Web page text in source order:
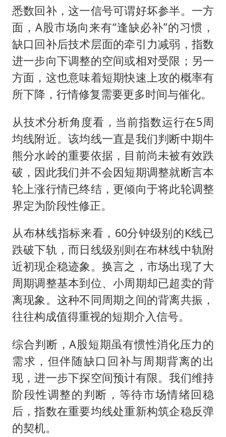
悉数回补，这一信号可谓好坏参半。一方
面，A股市场向来有“逢缺必补”的习惯，
缺口回补后技术层面的牵引力减弱，指数
进一步向下调整的空间或相对受限；另一
方面，这也意味着短期快速上攻的概率有
所下降，行情修复需要更多时间与催化。
从技术分析角度看，当前指数运行在5周
均线附近。该均线一直是我们判断中期牛
熊分水岭的重要依据，目前尚未被有效跌
破，因此我们并不会因短期调整就断言本
轮上涨行情已终结，更倾向于将此轮调整
界定为阶段性修正。
从布林线指标来看，60分钟级别的K线已
跌破下轨，而日线级别则在布林线中轨附
近初现企稳迹象。换言之，市场出现了大
周期调整基本到位、小周期却已超卖的背
离现象。这种不同周期之间的背离共振，
往往构成值得重视的短期介入信号。
综合判断，A股短期虽有惯性消化压力的
需求，但伴随缺口回补与周期背离的出
现，进一步下探空间预计有限。我们维持
阶段性调整的判断，等待市场情绪回稳
后，指数在重要均线处重新构筑企稳反弹
的契机。